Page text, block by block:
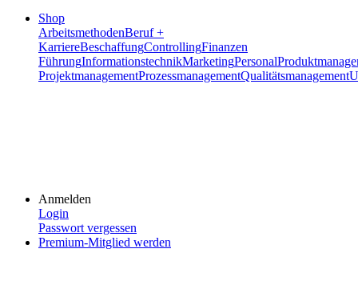
Shop
ArbeitsmethodenBeruf +
KarriereBeschaffungControllingFinanzen
FührungInformationstechnikMarketingPersonal
ProjektmanagementProzessmanagementQualitätsmanagement
Anmelden
Login
Passwort vergessen
Premium-Mitglied werden